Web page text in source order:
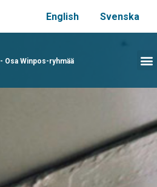
English Svenska
- Osa Winpos-ryhmää